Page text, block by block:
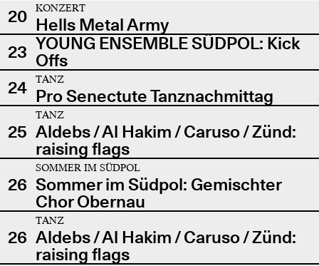
20
KONZERT
Hells Metal Army
23 YOUNG ENSEMBLE SÜDPOL: Kick
Offs
24
TANZ
Pro Senectute Tanznachmittag
25
TANZ
Aldebs / Al Hakim / Caruso / Zünd:
raising flags
26
SOMMER IM SÜDPOL
Sommer im Südpol: Gemischter
Chor Obernau
26
TANZ
Aldebs / Al Hakim / Caruso / Zünd:
raising flags